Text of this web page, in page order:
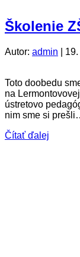
Školenie
Autor: admin
Toto doobedu
na
ústretovo
nim sme si
Čítať ďalej